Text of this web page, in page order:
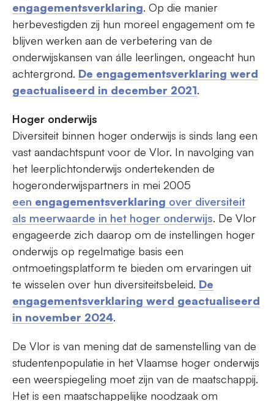
engagementsverklaring. Op die manier
herbevestigden zij hun moreel engagement om te
blijven werken aan de verbetering van de
onderwijskansen van álle leerlingen, ongeacht hun
achtergrond. De engagementsverklaring werd
geactualiseerd in december 2021.
Hoger onderwijs
Diversiteit binnen hoger onderwijs is sinds lang een
vast aandachtspunt voor de Vlor. In navolging van
het leerplichtonderwijs ondertekenden de
hogeronderwijspartners in mei 2005
een engagementsverklaring over diversiteit
als meerwaarde in het hoger onderwijs. De Vlor
engageerde zich daarop om de instellingen hoger
onderwijs op regelmatige basis een
ontmoetingsplatform te bieden om ervaringen uit
te wisselen over hun diversiteitsbeleid. De
engagementsverklaring werd geactualiseerd
in november 2024.
De Vlor is van mening dat de samenstelling van de
studentenpopulatie in het Vlaamse hoger onderwijs
een weerspiegeling moet zijn van de maatschappij.
Het is een maatschappelijke noodzaak om